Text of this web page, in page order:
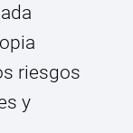
riesgos
y